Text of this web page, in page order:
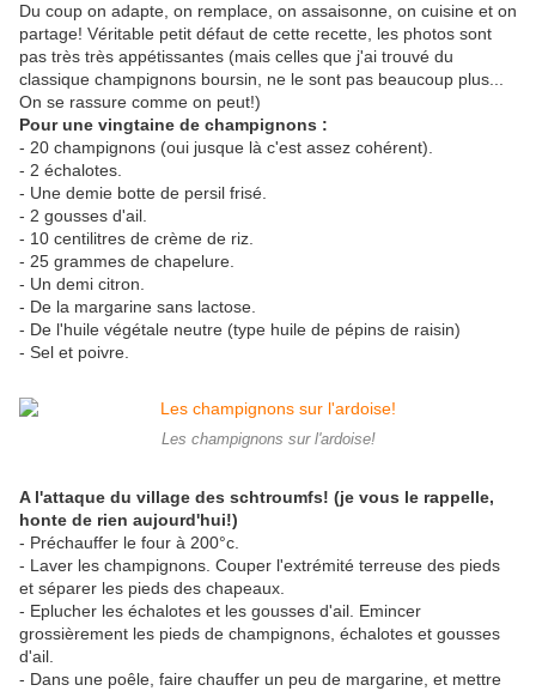
Du coup on adapte, on remplace, on assaisonne, on cuisine et on
partage! Véritable petit défaut de cette recette, les photos sont
pas très très appétissantes (mais celles que j'ai trouvé du
classique champignons boursin, ne le sont pas beaucoup plus...
On se rassure comme on peut!)
Pour une vingtaine de champignons :
- 20 champignons (oui jusque là c'est assez cohérent).
- 2 échalotes.
- Une demie botte de persil frisé.
- 2 gousses d'ail.
- 10 centilitres de crème de riz.
- 25 grammes de chapelure.
- Un demi citron.
- De la margarine sans lactose.
- De l'huile végétale neutre (type huile de pépins de raisin)
- Sel et poivre.
Les champignons sur l'ardoise!
A l'attaque du village des schtroumfs! (je vous le rappelle,
honte de rien aujourd'hui!)
- Préchauffer le four à 200°c.
- Laver les champignons. Couper l'extrémité terreuse des pieds
et séparer les pieds des chapeaux.
- Eplucher les échalotes et les gousses d'ail. Emincer
grossièrement les pieds de champignons, échalotes et gousses
d'ail.
- Dans une poêle, faire chauffer un peu de margarine, et mettre